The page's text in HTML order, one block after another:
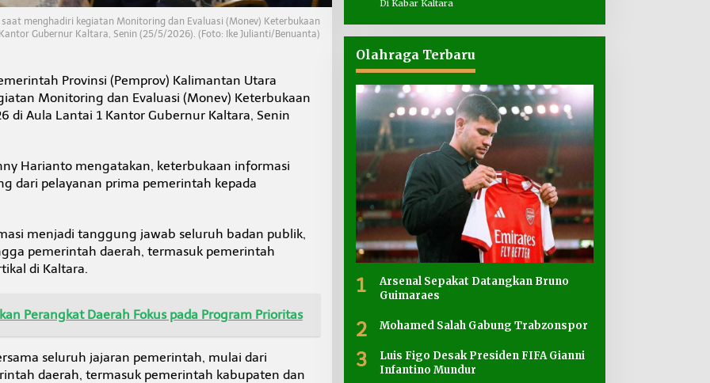
saat menghadiri kegiatan Monitoring dan Evaluasi (Monev) Keterbukaan
Gubernur Kaltara, Senin (25/5/2026). (Foto: Ike Julianti/Benuanta)
Provinsi (Pemprov) Kalimantan Utara
Monitoring dan Evaluasi (Monev) Keterbukaan
di Aula Lantai 1 Kantor Gubernur Kaltara, Senin
Harianto mengatakan, keterbukaan informasi
dari pelayanan prima pemerintah kepada
menjadi tanggung jawab seluruh badan publik,
pemerintah daerah, termasuk pemerintah
di Kaltara.
Perangkat Daerah Fokus pada Program Prioritas
seluruh jajaran pemerintah, mulai dari
daerah, termasuk pemerintah kabupaten dan
Di Kabar Kaltara
Olahraga Terbaru
1
Arsenal Sepakat Datangkan Bruno
Guimaraes
2 Mohamed Salah Gabung Trabzonspor
3
Luis Figo Desak Presiden FIFA Gianni
Infantino Mundur